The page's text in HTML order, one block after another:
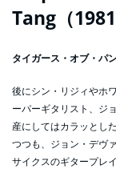
Tang（1981
タイガース・オブ・パ
後にシン・リジィやホ
ーパーギタリスト、ジ
産にしてはカラッとし
つつも、ジョン・デヴ
サイクスのギタープレ